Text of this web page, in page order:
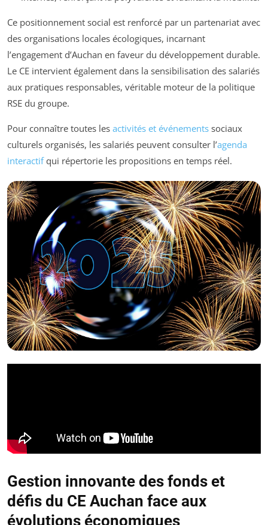
Ce positionnement social est renforcé par un partenariat avec
des organisations locales écologiques, incarnant
l’engagement d’Auchan en faveur du développement durable.
Le CE intervient également dans la sensibilisation des salariés
aux pratiques responsables, véritable moteur de la politique
RSE du groupe.
Pour connaître toutes les activités et événements sociaux
culturels organisés, les salariés peuvent consulter l’agenda
interactifqui répertorie les propositions en temps réel.
Gestion innovante des fonds et
défis du CE Auchan face aux
évolutions économiques